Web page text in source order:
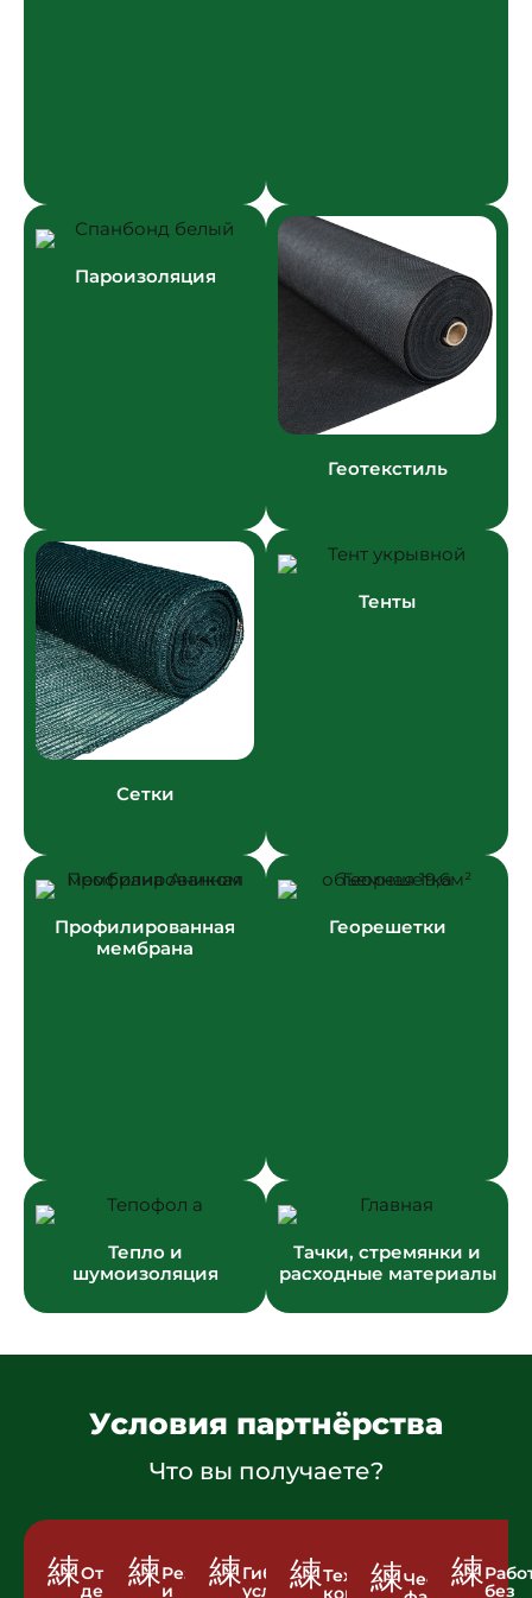
Пароизоляция
Геотекстиль
Сетки
Тенты
Профилированная
мембрана
Георешетки
Тепло и
шумоизоляция
Тачки, стремянки и
расходные материалы
Условия партнёрства
Что вы получаете?
Отгрузка
день
Резерв
и
Гибкие
условия
Техническая
консультация
Честная
без